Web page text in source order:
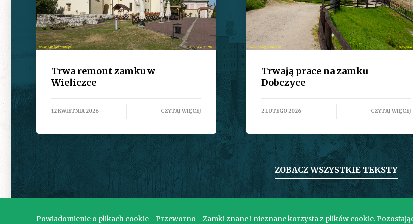
Trwa remont zamku w
Wieliczce
12 KWIETNIA 2026 CZYTAJ WIĘCEJ
Trwają prace na zamku
Dobczyce
2 LUTEGO 2026 CZYTAJ WIĘCEJ
ZOBACZ WSZYSTKIE TEKSTY
Powiadomienie o plikach cookie - Przeworno - Zamki znane i nieznane korzysta z plików cookie.